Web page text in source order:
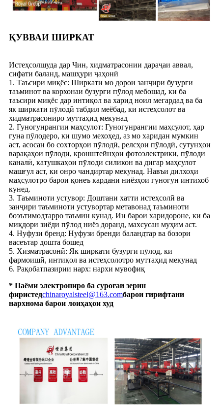
ҚУВВАИ ШИРКАТ
Истеҳсолшуда дар Чин, хидматрасонии дараҷаи аввал,
сифати баланд, машҳури ҷаҳонӣ
1. Таъсири миқёс: Ширкати мо дорои занҷири бузурги
таъминот ва корхонаи бузурги пӯлод мебошад, ки ба
таъсири миқёс дар интиқол ва харид ноил мегардад ва ба
як ширкати пӯлодӣ табдил меёбад, ки истеҳсолот ва
хидматрасониро муттаҳид мекунад
2. Гуногунрангии маҳсулот: Гуногунрангии маҳсулот, ҳар
гуна пӯлодеро, ки шумо мехоҳед, аз мо харидан мумкин
аст, асосан бо сохторҳои пӯлодӣ, релсҳои пӯлодӣ, сутунҳои
варақаҳои пӯлодӣ, кронштейнҳои фотоэлектрикӣ, пӯлоди
каналӣ, катушкаҳои пӯлоди силикон ва дигар маҳсулот
машғул аст, ки онро чандиртар мекунад. Навъи дилхоҳи
маҳсулотро барои қонеъ кардани ниёзҳои гуногун интихоб
кунед.
3. Таъминоти устувор: Доштани хатти истеҳсолӣ ва
занҷири таъминоти устувортар метавонад таъминоти
боэътимодтарро таъмин кунад. Ин барои харидороне, ки ба
миқдори зиёди пӯлод ниёз доранд, махсусан муҳим аст.
4. Нуфузи бренд: Нуфузи бренди баландтар ва бозори
васеътар дошта бошед
5. Хизматрасонӣ: Як ширкати бузурги пӯлод, ки
фармоишӣ, интиқол ва истеҳсолотро муттаҳид мекунад
6. Рақобатпазирии нарх: нархи мувофиқ
* Паёми электрониро ба суроғаи зерин
фиристедchinaroyalsteel@163.comбарои гирифтани
нархнома барои лоиҳаҳои худ